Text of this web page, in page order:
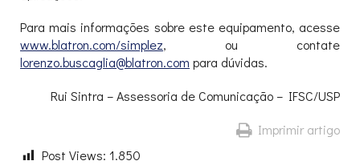
Para mais informações sobre este equipamento, acesse
www.blatron.com/simplez, ou contate
lorenzo.buscaglia@blatron.com para dúvidas.
Rui Sintra – Assessoria de Comunicação – IFSC/USP
Imprimir artigo
Post Views: 1.850